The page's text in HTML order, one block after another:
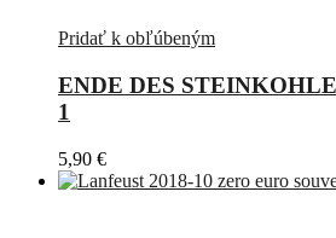
Pridať k obľúbeným
ENDE DES
1
5,90 €